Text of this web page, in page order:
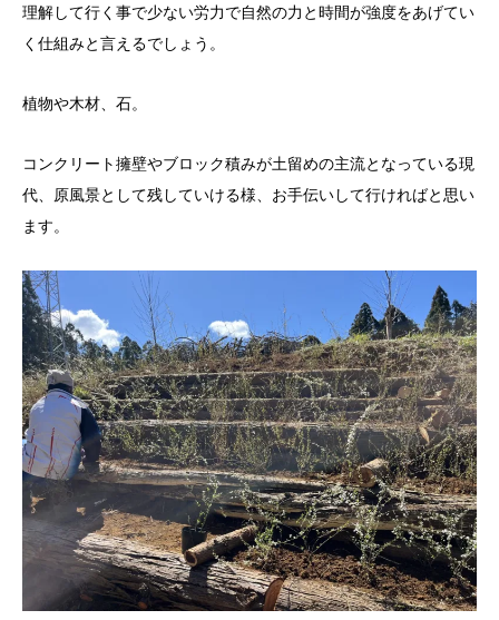
理解して行く事で少ない労力で自然の力と時間が強度をあげてい
く仕組みと言えるでしょう。
植物や木材、石。
コンクリート擁壁やブロック積みが土留めの主流となっている現
代、原風景として残していける様、お手伝いして行ければと思い
ます。